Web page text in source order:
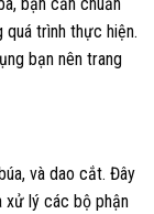
trình thực hiện.
bạn nên trang
và dao cắt. Đây
xử lý các bộ phận